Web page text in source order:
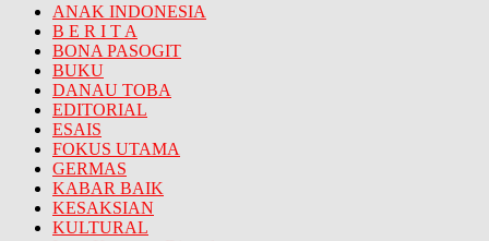
ANAK INDONESIA
B E R I T A
BONA PASOGIT
BUKU
DANAU TOBA
EDITORIAL
ESAIS
FOKUS UTAMA
GERMAS
KABAR BAIK
KESAKSIAN
KULTURAL